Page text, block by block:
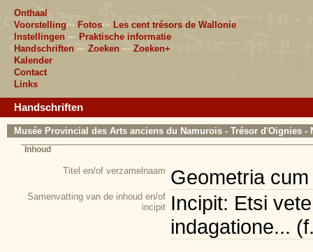
Onthaal
Voorstelling··· Fotos··· Les cent trésors de Wallonie
Instellingen ··· Praktische informatie
Handschriften ··· Zoeken ··· Zoeken+
Kalender
Contact
Links
Handschriften
Musée Provincial des Arts anciens du Namurois - Trésor d'Oignies -
Inhoud
Titel en/of verzamelnaam Geometria
Samenvatting van de inhoud en/of
incipit Incipit: Etsi
indagatione...